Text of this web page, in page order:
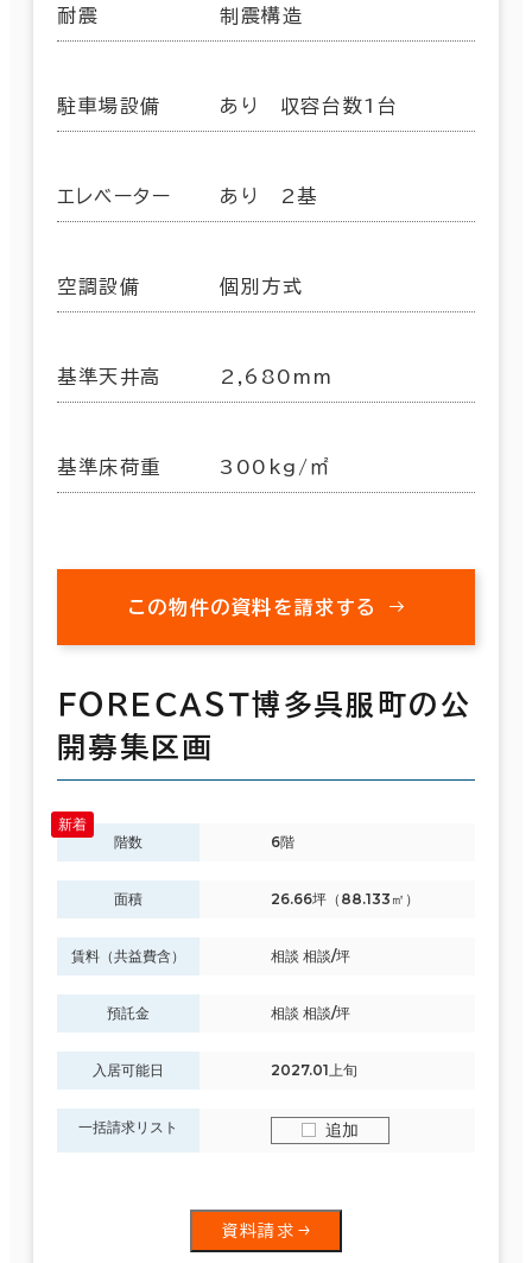
耐震 制震構造
駐車場設備 あり 収容台数1台
エレベーター あり 2基
空調設備 個別方式
基準天井高 2,680mm
基準床荷重 300kg/㎡
この物件の資料を請求する
ＦＯＲＥＣＡＳＴ博多呉服町の公
開募集区画
階数 6階
面積 26.66坪（88.133㎡）
賃料（共益費含） 相談 相談/坪
預託金 相談 相談/坪
入居可能日 2027.01上旬
一括請求リスト 追加
資料請求